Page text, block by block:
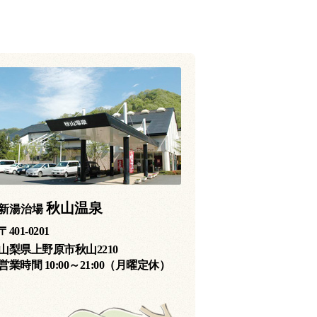
湯治場秋山温泉
401-0201
梨県上野原市秋山2210
業時間 10:00～21:00（月曜定休）